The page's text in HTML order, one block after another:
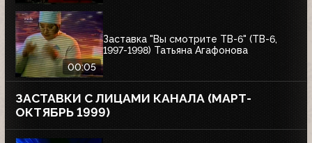
00:05
Заставка "Вы смотрите ТВ-6" (ТВ-6,
1997-1998) Татьяна Агафонова
ЗАСТАВКИ С ЛИЦАМИ КАНАЛА (МАРТ-
ОКТЯБРЬ 1999)